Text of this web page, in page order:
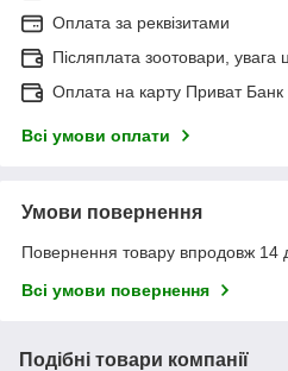
Оплата за реквізитами
Післяплата зоотовари, увага
Оплата на карту Приват Банк
Всі умови оплати
Умови повернення
Повернення товару впродовж 14
Всі умови повернення
Подібні товари компанії